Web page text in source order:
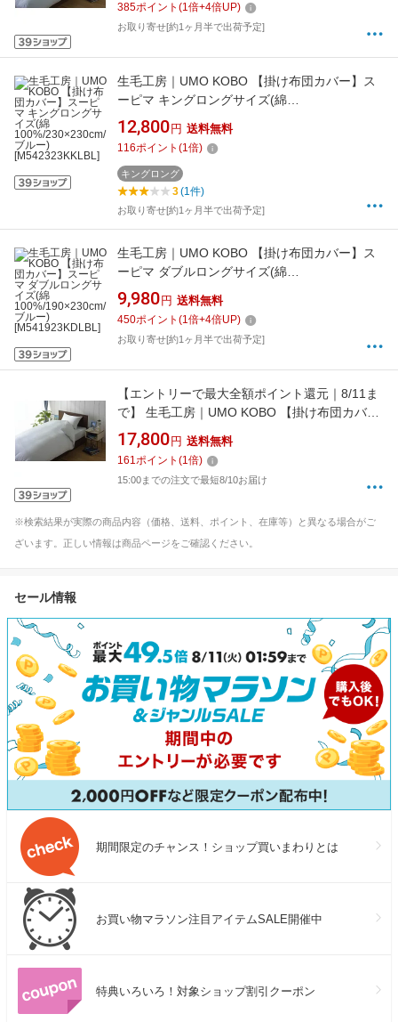
385ポイント (1倍+4倍UP)
お取り寄せ[約1ヶ月半で出荷予定]
生毛工房｜UMO KOBO 【掛け布団カバー】ス
ーピマ キングロングサイズ(綿
100%/230×230cm/ブルー)[M542323KKLBL]
12,800 円 送料無料
116ポイント (1倍)
キングロング
3(1件)
お取り寄せ[約1ヶ月半で出荷予定]
生毛工房｜UMO KOBO 【掛け布団カバー】ス
ーピマ ダブルロングサイズ(綿
100%/190×230cm/ブルー)[M541923KDLBL]
9,980 円 送料無料
450ポイント (1倍+4倍UP)
お取り寄せ[約1ヶ月半で出荷予定]
【エントリーで最大全額ポイント還元｜8/11ま
で】 生毛工房｜UMO KOBO 【掛け布団カバ
ー】80サテン キングロングサイズ(綿
100%/230×230cm/ブルー)[UMK13KKLBL]
17,800 円 送料無料
161ポイント (1倍)
15:00までの注文で最短8/10お届け
※検索結果が実際の商品内容（価格、送料、ポイント、在庫等）と異なる場合がご
ざいます。正しい情報は商品ページをご確認ください。
セール情報
期間限定のチャンス！ショップ買いまわりとは
お買い物マラソン注目アイテムSALE開催中
特典いろいろ！対象ショップ割引クーポン